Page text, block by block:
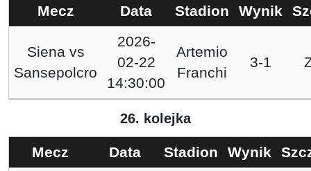
Mecz Data Stadion Wynik
Sienavs
Sansepolcro
2026-
02-22
14:30:00
Artemio
Franchi
3-1
26. kolejka
Mecz Data Stadion Wynik